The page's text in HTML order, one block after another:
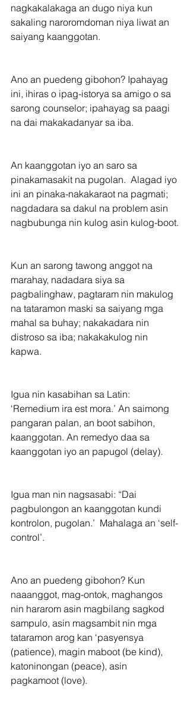
nagkakalakaga an dugo niya kun
sakaling naroromdoman niya liwat an
saiyang kaanggotan.
Ano an puedeng gibohon? Ipahayag
ini, ihiras o ipag-istorya sa amigo o sa
sarong counselor; ipahayag sa paagi
na dai makakadanyar sa iba.
An kaanggotan iyo an saro sa
pinakamasakit na pugolan.  Alagad iyo
ini an pinaka-nakakaraot na pagmati;
nagdadara sa dakul na problem asin
nagbubunga nin kulog asin kulog-boot.
Kun an sarong tawong anggot na
marahay, nadadara siya sa
pagbalinghaw, pagtaram nin makulog
na tataramon maski sa saiyang mga
mahal sa buhay; nakakadara nin
distroso sa iba; nakakakulog nin
kapwa.
Igua nin kasabihan sa Latin:
‘Remedium ira est mora.’ An saimong
pangaran palan, an boot sabihon,
kaanggotan. An remedyo daa sa
kaanggotan iyo an papugol (delay).
Igua man nin nagsasabi: “Dai
pagbulongon an kaanggotan kundi
kontrolon, pugolan.’  Mahalaga an ‘self-
control’.
Ano an puedeng gibohon? Kun
naaanggot, mag-ontok, maghangos
nin hararom asin magbilang sagkod
sampulo, asin magsambit nin mga
tataramon arog kan ‘pasyensya
(patience), magin maboot (be kind),
katoninongan (peace), asin
pagkamoot (love).